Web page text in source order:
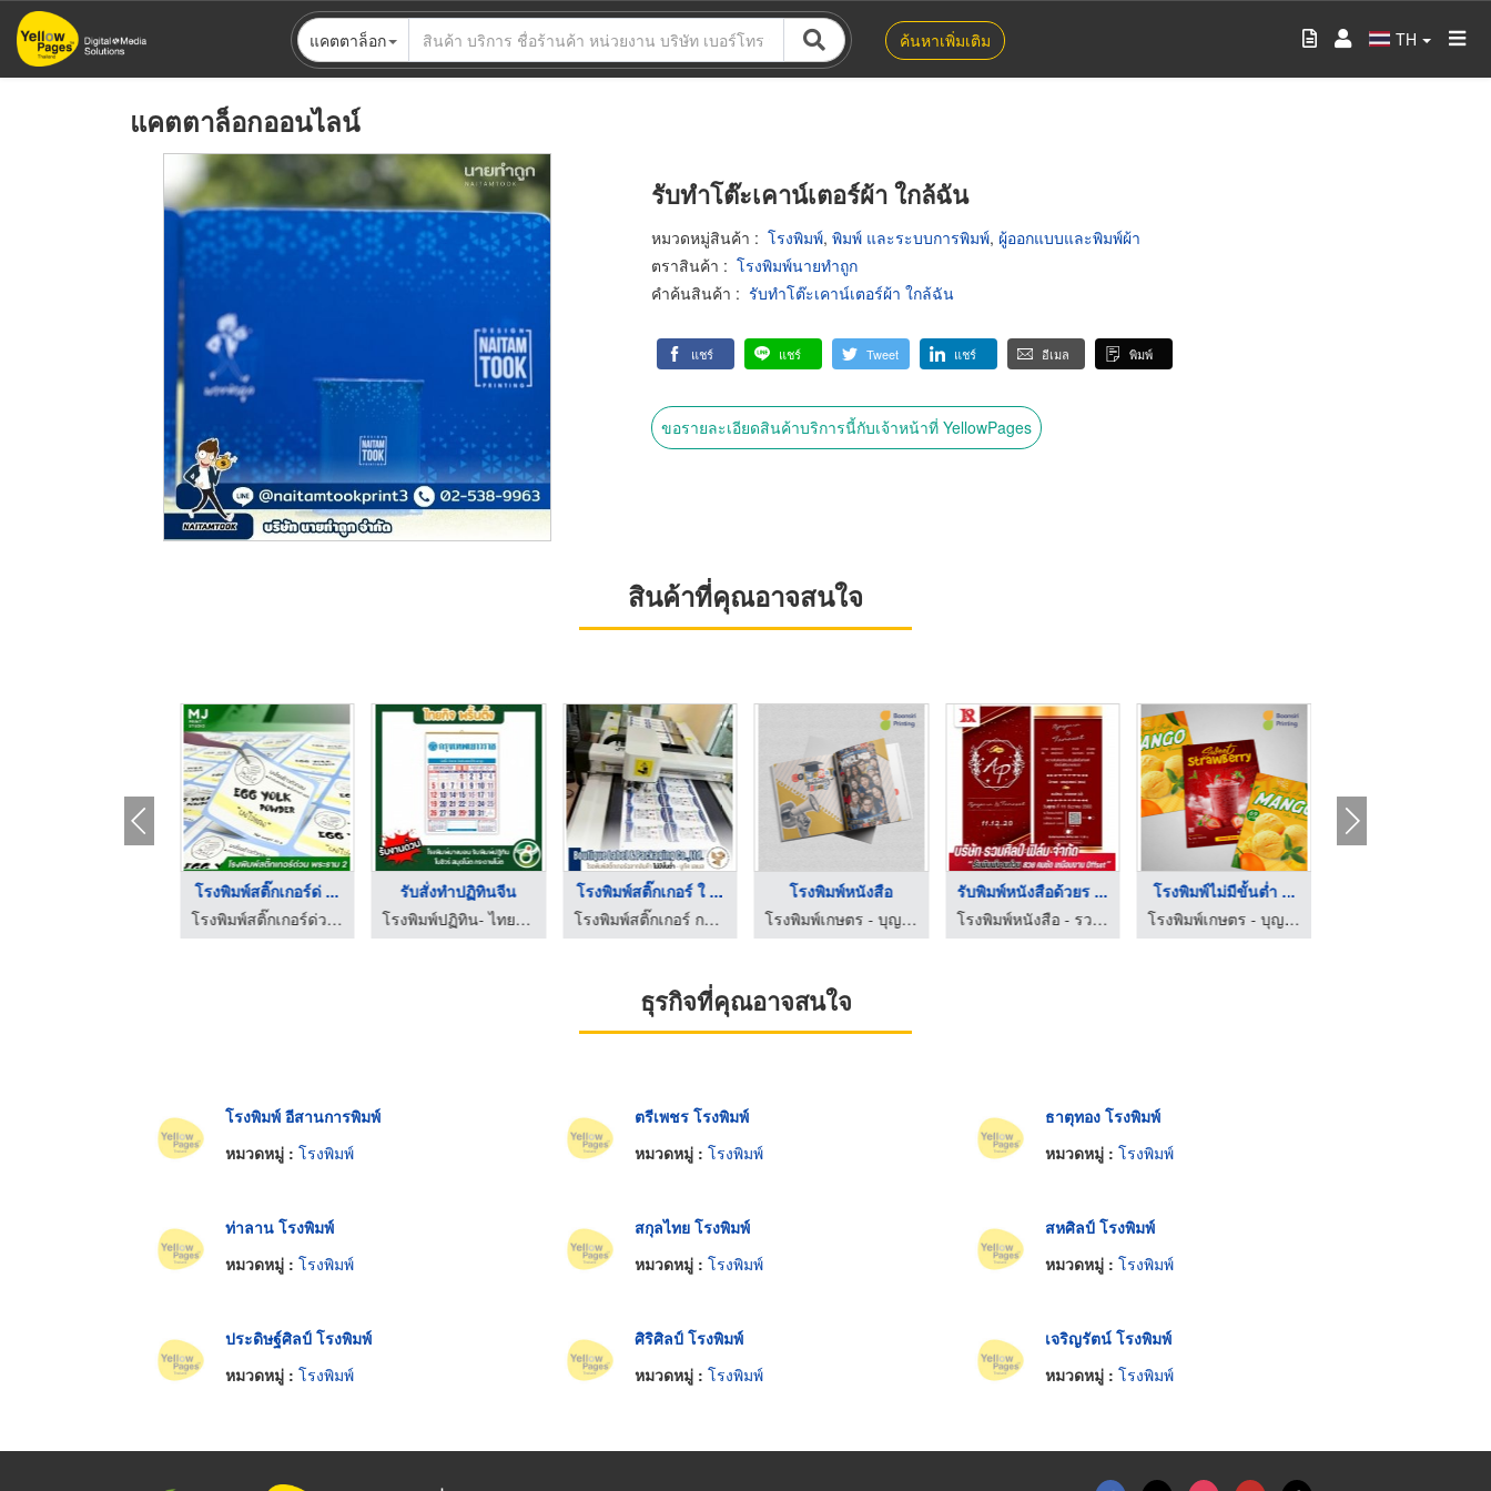
ข้าม
ไป
แคตตาล็อก ค้นหาเพิ่มเติม TH
แคตตาล็อกออนไลน์
รับทําโต๊ะเคาน์เตอร์ผ้า ใกล้ฉัน
หมวดหมู่สินค้า : โรงพิมพ์, พิมพ์ และระบบการพิมพ์, ผู้ออกแบบและพิมพ์ผ้า
ตราสินค้า : โรงพิมพ์นายทำถูก
คำค้นสินค้า : รับทําโต๊ะเคาน์เตอร์ผ้า ใกล้ฉัน
แชร์ แชร์ Tweet แชร์ อีเมล พิมพ์
ขอรายละเอียดสินค้าบริการนี้กับเจ้าหน้าที่ YellowPages
สินค้าที่คุณอาจสนใจ
โรงพิมพ์สติ๊กเกอร์ด่ ...
โรงพิมพ์สติ๊กเกอร์ด่วน พระราม 2
รับสั่งทำปฏิทินจีน
โรงพิมพ์ปฏิทิน- ไทยกิจพริ้นติ้ง
โรงพิมพ์สติ๊กเกอร์ ใ ...
โรงพิมพ์สติ๊กเกอร์ กรุงเทพ - บูทีค เลเบล
โรงพิมพ์หนังสือ
โรงพิมพ์เกษตร - บุญศิริการพิมพ์
รับพิมพ์หนังสือด้วยร ...
โรงพิมพ์หนังสือ - รวมศิลป์ฟิล์ม
โรงพิมพ์ไม่มีขั้นต่ำ ...
โรงพิมพ์เกษตร - บุญศิริการพิมพ์
ธุรกิจที่คุณอาจสนใจ
โรงพิมพ์ อีสานการพิมพ์
หมวดหมู่ : โรงพิมพ์
ตรีเพชร โรงพิมพ์
หมวดหมู่ :โรงพิมพ์
ธาตุทอง โรงพิมพ์
หมวดหมู่ : โรงพิมพ์
ท่าลาน โรงพิมพ์
หมวดหมู่ : โรงพิมพ์
สกุลไทย โรงพิมพ์
หมวดหมู่ :โรงพิมพ์
สหศิลป์ โรงพิมพ์
หมวดหมู่ : โรงพิมพ์
ประดิษฐ์ศิลป์ โรงพิมพ์
หมวดหมู่ : โรงพิมพ์
ศิริศิลป์ โรงพิมพ์
หมวดหมู่ :โรงพิมพ์
เจริญรัตน์ โรงพิมพ์
หมวดหมู่ : โรงพิมพ์